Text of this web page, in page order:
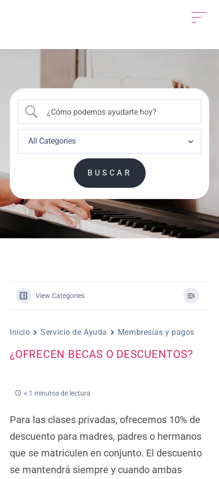
View Categories
Inicio Servicio de Ayuda Membresías y pagos
¿OFRECEN BECAS O DESCUENTOS?
< 1 minutos de lectura
Para las clases privadas, ofrecemos 10% de
descuento para madres, padres o hermanos
que se matriculen en conjunto. El descuento
se mantendrá siempre y cuando ambas